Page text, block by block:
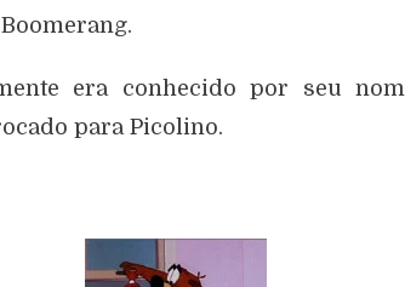
era conhecido por seu
para Picolino.